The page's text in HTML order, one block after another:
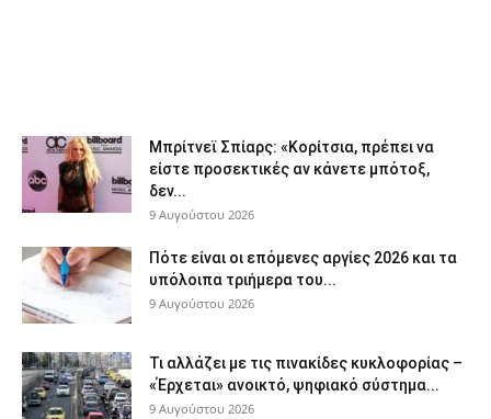
Μπρίτνεϊ Σπίαρς: «Κορίτσια, πρέπει να
είστε προσεκτικές αν κάνετε μπότοξ,
δεν...
9 Αυγούστου 2026
Πότε είναι οι επόμενες αργίες 2026 και τα
υπόλοιπα τριήμερα του...
9 Αυγούστου 2026
Τι αλλάζει με τις πινακίδες κυκλοφορίας –
«Έρχεται» ανοικτό, ψηφιακό σύστημα...
9 Αυγούστου 2026